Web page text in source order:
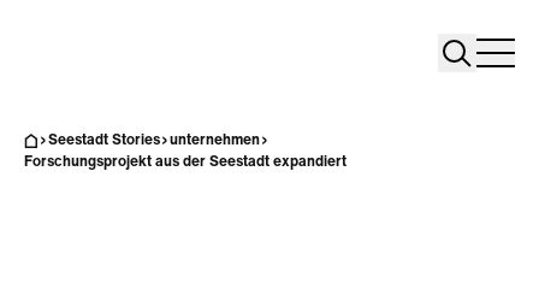
Search
Seestadt Stories
unternehmen
Forschungsprojekt aus der Seestadt expandiert